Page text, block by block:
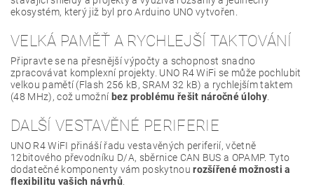
ekosystém, který již byl pro Arduino UNO vytvořen.
VELKÁ PAMĚŤ A RYCHLEJŠÍ TAKTOVÁNÍ
Připravte se na přesnější výpočty a schopnost snadno
zpracovávat komplexní projekty. UNO R4 WiFi se může pochlubit
velkou pamětí (Flash 256 kB, SRAM 32 kB) a rychlejším taktem
(48 MHz), což umožní bez problému řešit náročné úlohy.
DALŠÍ VESTAVĚNÉ PERIFERIE
UNO R4 WiFI přináší řadu vestavěných periferií, včetně
12bitového převodníku D/A, sběrnice CAN BUS a OPAMP. Tyto
dodatečné komponenty vám poskytnourozšířené možnosti a
flexibilitu vašich návrhů.